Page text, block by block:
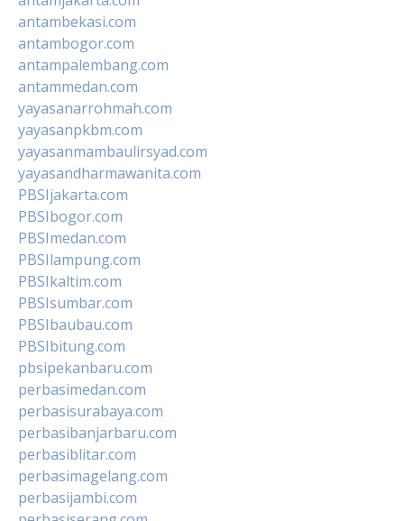
antambekasi.com
antambogor.com
antampalembang.com
antammedan.com
yayasanarrohmah.com
yayasanpkbm.com
yayasanmambaulirsyad.com
yayasandharmawanita.com
PBSIjakarta.com
PBSIbogor.com
PBSImedan.com
PBSIlampung.com
PBSIkaltim.com
PBSIsumbar.com
PBSIbaubau.com
PBSIbitung.com
pbsipekanbaru.com
perbasimedan.com
perbasisurabaya.com
perbasibanjarbaru.com
perbasiblitar.com
perbasimagelang.com
perbasijambi.com